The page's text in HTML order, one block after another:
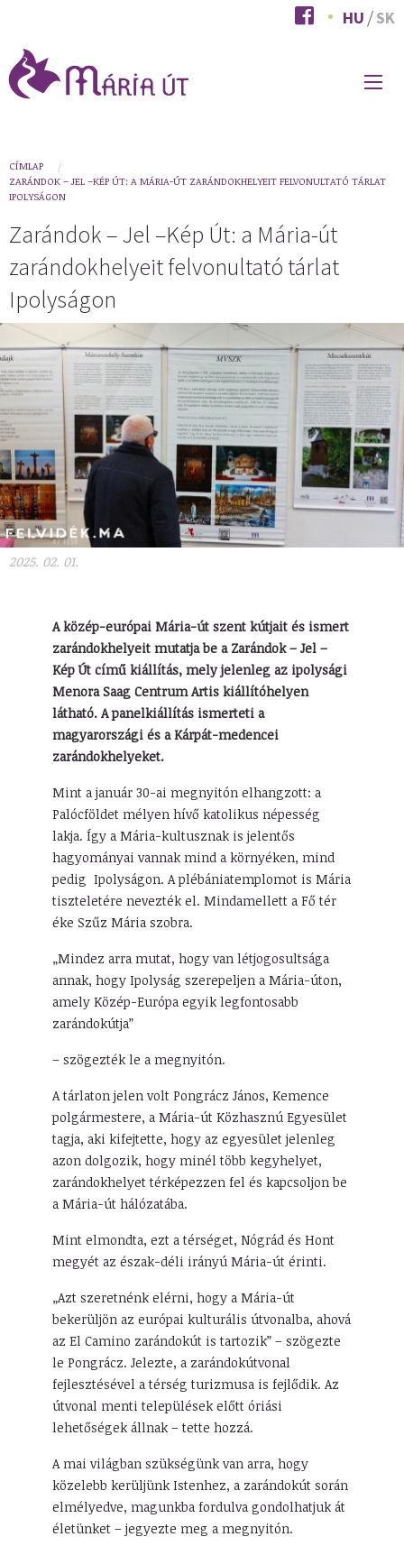
tartalomra
HU SK
You
are
CÍMLAP
ZARÁNDOK – JEL –KÉP ÚT: A MÁRIA-ÚT ZARÁNDOKHELYEIT FELVONULTATÓ TÁRLAT
IPOLYSÁGON
Zarándok – Jel –Kép Út: a Mária-út
zarándokhelyeit felvonultató tárlat
Ipolyságon
2025. 02. 01.
A közép-európai Mária-út szent kútjait és ismert
zarándokhelyeit mutatja be a Zarándok – Jel –
Kép Út című kiállítás, mely jelenleg az ipolysági
Menora Saag Centrum Artis kiállítóhelyen
látható. A panelkiállítás ismerteti a
magyarországi és a Kárpát-medencei
zarándokhelyeket.
Mint a január 30-ai megnyitón elhangzott: a
Palócföldet mélyen hívő katolikus népesség
lakja. Így a Mária-kultusznak is jelentős
hagyományai vannak mind a környéken, mind
pedig Ipolyságon. A plébániatemplomot is Mária
tiszteletére nevezték el. Mindamellett a Fő tér
éke Szűz Mária szobra.
„Mindez arra mutat, hogy van létjogosultsága
annak, hogy Ipolyság szerepeljen a Mária-úton,
amely Közép-Európa egyik legfontosabb
zarándokútja”
– szögezték le a megnyitón.
A tárlaton jelen volt Pongrácz János, Kemence
polgármestere, a Mária-út Közhasznú Egyesület
tagja, aki kifejtette, hogy az egyesület jelenleg
azon dolgozik, hogy minél több kegyhelyet,
zarándokhelyet térképezzen fel és kapcsoljon be
a Mária-út hálózatába.
Mint elmondta, ezt a térséget, Nógrád és Hont
megyét az észak-déli irányú Mária-út érinti.
„Azt szeretnénk elérni, hogy a Mária-út
bekerüljön az európai kulturális útvonalba, ahová
az El Camino zarándokút is tartozik” – szögezte
le Pongrácz. Jelezte, a zarándokútvonal
fejlesztésével a térség turizmusa is fejlődik. Az
útvonal menti települések előtt óriási
lehetőségek állnak – tette hozzá.
A mai világban szükségünk van arra, hogy
közelebb kerüljünk Istenhez, a zarándokút során
elmélyedve, magunkba fordulva gondolhatjuk át
életünket – jegyezte meg a megnyitón.